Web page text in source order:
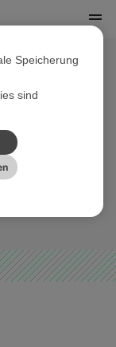
Speicherung
sind